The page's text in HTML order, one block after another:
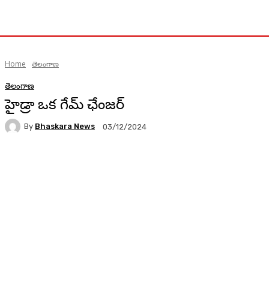
Home తెలంగాణ
తెలంగాణ
హైడ్రా ఒక గేమ్ ఛేంజర్
By Bhaskara News 03/12/2024